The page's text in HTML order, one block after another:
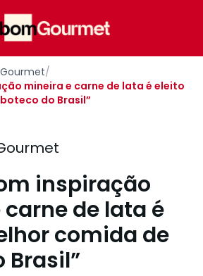
/
mineira e carne de lata é eleito
do Brasil”
inspiração
de lata é
comida de
Brasil”